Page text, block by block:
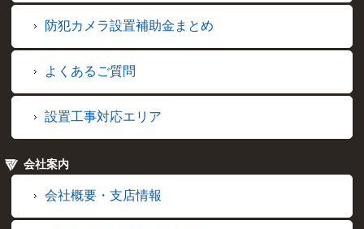
防犯カメラ設置補助金まとめ
よくあるご質問
設置工事対応エリア
会社案内
会社概要・支店情報